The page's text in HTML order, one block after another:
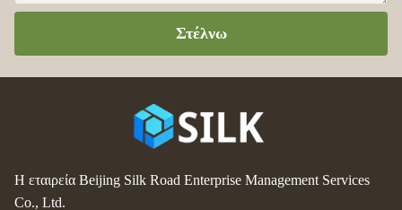
Στέλνω
Η εταιρεία Beijing Silk Road Enterprise Management Services
Co., Ltd.